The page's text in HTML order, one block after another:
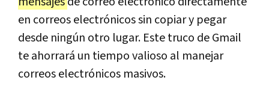
en correos electrónicos sin copiar y pegar
desde ningún otro lugar. Este truco de Gmail
te ahorrará un tiempo valioso al manejar
correos electrónicos masivos.